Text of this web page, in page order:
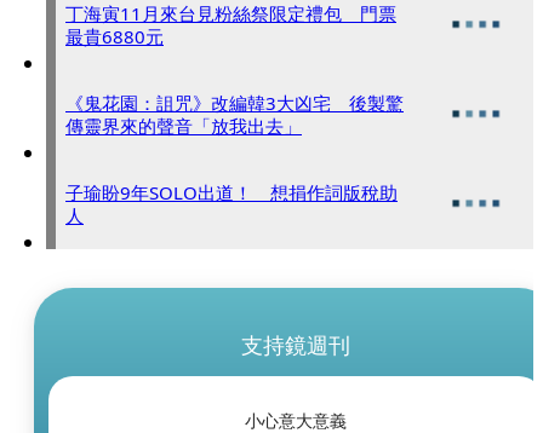
丁海寅11月來台見粉絲祭限定禮包 門票
最貴6880元
《鬼花園：詛咒》改編韓3大凶宅 後製驚
傳靈界來的聲音「放我出去」
子瑜盼9年SOLO出道！ 想捐作詞版稅助
人
支持鏡週刊
小心意大意義